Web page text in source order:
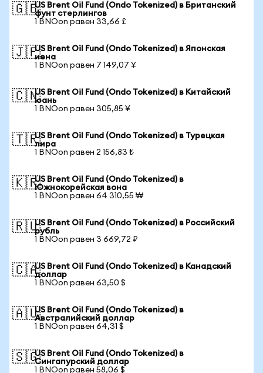
🇬🇧US Brent Oil Fund (Ondo Tokenized) в Британский
фунт стерлингов
1 BNOon равен 33,66 £
🇯🇵US Brent Oil Fund (Ondo Tokenized) в Японская
иена
1 BNOon равен 7 149,07 ¥
🇨🇳US Brent Oil Fund (Ondo Tokenized) в Китайский
юань
1 BNOon равен 305,85 ¥
🇹🇷US Brent Oil Fund (Ondo Tokenized) в Турецкая
лира
1 BNOon равен 2 156,83 ₺
🇰🇷US Brent Oil Fund (Ondo Tokenized) в
Южнокорейская вона
1 BNOon равен 64 310,55 ₩
🇷🇺US Brent Oil Fund (Ondo Tokenized) в Российский
рубль
1 BNOon равен 3 669,72 ₽
🇨🇦US Brent Oil Fund (Ondo Tokenized) в Канадский
доллар
1 BNOon равен 63,50 $
🇦🇺US Brent Oil Fund (Ondo Tokenized) в
Австралийский доллар
1 BNOon равен 64,31 $
🇸🇬US Brent Oil Fund (Ondo Tokenized) в
Сингапурский доллар
1 BNOon равен 58,06 $